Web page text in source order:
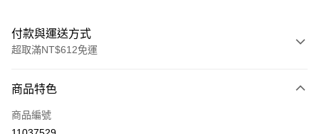
付款與運送方式
超取滿NT$612免運
信用卡一次付款
超商取貨付款
商品特色
商品編號